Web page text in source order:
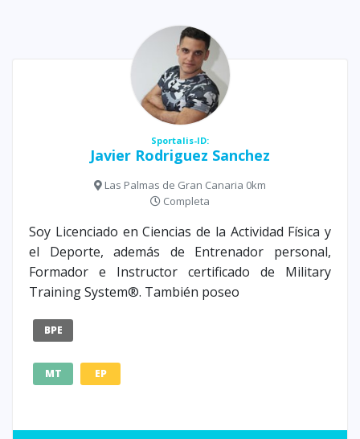
Sportalis-ID:
Javier Rodriguez Sanchez
Las Palmas de Gran Canaria 0km
Completa
Soy Licenciado en Ciencias de la Actividad Física y
el Deporte, además de Entrenador personal,
Formador e Instructor certificado de Military
Training System®. También poseo
BPE
MT EP